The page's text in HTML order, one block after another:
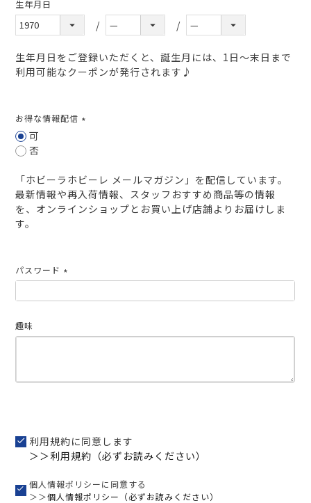
生年月日
生年月日をご登録いただくと、誕生月には、1日～末日まで
利用可能なクーポンが発行されます♪
お得な情報配信
可
否
「ホビーラホビーレ メールマガジン」を配信しています。
最新情報や再入荷情報、スタッフおすすめ商品等の情報
を、オンラインショップとお買い上げ店舗よりお届けしま
す。
パスワード
須)
趣味
利用規約に同意します
＞＞利用規約（必ずお読みください）
個人情報ポリシーに同意する
＞＞個人情報ポリシー（必ずお読みください）